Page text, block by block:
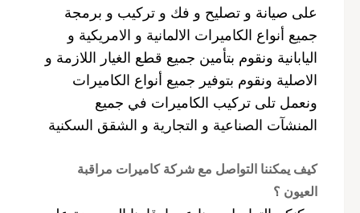
على صيانة و تصليح و فك و تركيب و برمجة
جميع أنواع الكاميرات الالمانية و الامريكية و
اليابانية ونقوم بتأمين جميع قطع الغيار اللازمة و
الاصلية ونقوم بتوفير جميع أنواع الكاميرات
ونعمل تلى تركيب الكاميرات في جميع
المنشآت الصناعية و التجارية و الشقق السكنية
كيف يمكننا التواصل مع شركة كاميرات مراقبة
العيون ؟